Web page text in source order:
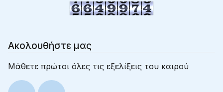
Ακολουθήστε μας
Μάθετε πρώτοι όλες τις εξελίξεις του καιρού